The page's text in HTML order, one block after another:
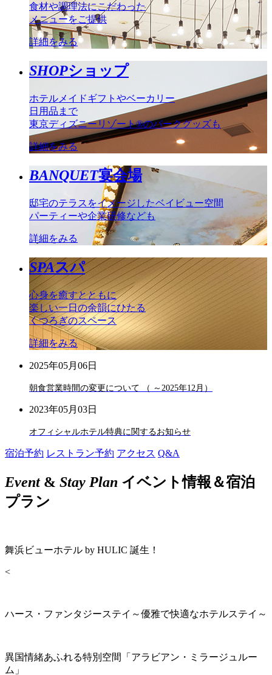
食材や調理法にこだわった
メニューをご提供
詳細をみる
SHOPショップ
ホテルメイドギフトやベーカリー
日用品まで
東京ディズニーリゾート®のパークグッズも
詳細をみる
BANQUET宴会場
邸宅のテラスをイメージしたベイビュー空間
パーティーや企業研修なども
詳細をみる
SPAスパ
心身を癒すとともに
楽しい一日の余韻にひたる
くつろぎのスペース
詳細をみる
2025年05月06日
朝食営業時間の変更について （ ～2025年12月）
2023年05月03日
オフィシャルホテル特典に関するお知らせ
宿泊予約 レストラン予約 アクセス Q&A
Event& Stay Plan イベント情報＆宿泊
プラン
舞浜ビューホテル by HULIC 誕生！
<
ハース・ファンタジーステイ～優雅で快適なホテルステイ～
異国情緒あふれる特別空間「アラビアン・ミラージュルー
ム」